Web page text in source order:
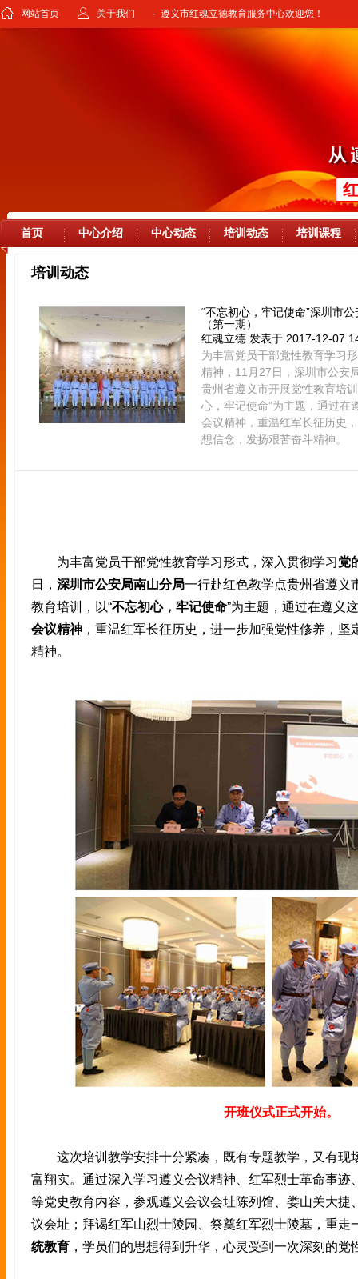
网站首页 关于我们 · 遵义市红魂立德教育服务中心欢迎您！
首页 中心介绍 中心动态 培训动态 培训课程
培训动态
“不忘初心，牢记使命”深圳市
（第一期）
红魂立德 发表于 2017-12-07
为丰富党员干部党性教育学习
精神，11月27日，深圳市公安
贵州省遵义市开展党性教育培
心，牢记使命”为主题，通过在
会议精神，重温红军长征历史
想信念，发扬艰苦奋斗精神。
为丰富党员干部党性教育学习形式，深入贯彻学习党
日， 深圳市公安局南山分局一行赴红色教学点贵州省遵义
教育培训，以“不忘初心，牢记使命”为主题，通过在遵义
会议精神 ，重温红军长征历史，进一步加强党性修养，
精神。
开班仪式正式开始。
这次培训教学安排十分紧凑，既有专题教学，又有现
富翔实。通过深入学习遵义会议精神、红军烈士革命事迹
等党史教育内容，参观遵义会议会址陈列馆、娄山关大捷
议会址；拜谒红军山烈士陵园、祭奠红军烈士陵墓，重走
统教育 ，学员们的思想得到升华，心灵受到一次深刻的党